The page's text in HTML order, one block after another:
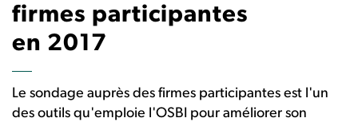
firmes participantes
en 2017
Le sondage auprès des firmes participantes est l'un
des outils qu'emploie l'OSBI pour améliorer son